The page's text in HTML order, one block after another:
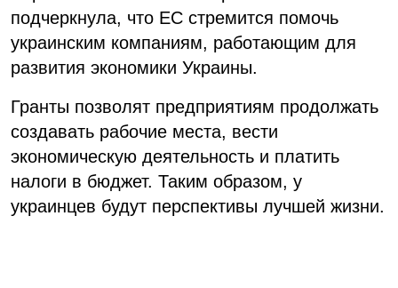
подчеркнула, что ЕС стремится помочь
украинским компаниям, работающим для
развития экономики Украины.
Гранты позволят предприятиям продолжать
создавать рабочие места, вести
экономическую деятельность и платить
налоги в бюджет. Таким образом, у
украинцев будут перспективы лучшей жизни.